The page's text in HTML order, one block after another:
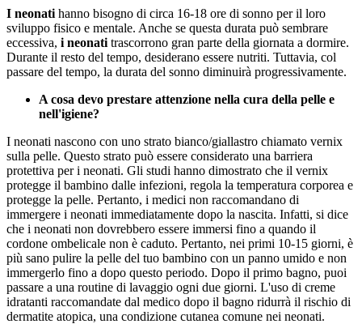
I neonati hanno bisogno di circa 16-18 ore di sonno per il loro
sviluppo fisico e mentale. Anche se questa durata può sembrare
eccessiva, i neonati trascorrono gran parte della giornata a dormire.
Durante il resto del tempo, desiderano essere nutriti. Tuttavia, col
passare del tempo, la durata del sonno diminuirà progressivamente.
A cosa devo prestare attenzione nella cura della pelle e
nell'igiene?
I neonati nascono con uno strato bianco/giallastro chiamato vernix
sulla pelle. Questo strato può essere considerato una barriera
protettiva per i neonati. Gli studi hanno dimostrato che il vernix
protegge il bambino dalle infezioni, regola la temperatura corporea e
protegge la pelle. Pertanto, i medici non raccomandano di
immergere i neonati immediatamente dopo la nascita. Infatti, si dice
che i neonati non dovrebbero essere immersi fino a quando il
cordone ombelicale non è caduto. Pertanto, nei primi 10-15 giorni, è
più sano pulire la pelle del tuo bambino con un panno umido e non
immergerlo fino a dopo questo periodo. Dopo il primo bagno, puoi
passare a una routine di lavaggio ogni due giorni. L'uso di creme
idratanti raccomandate dal medico dopo il bagno ridurrà il rischio di
dermatite atopica, una condizione cutanea comune nei neonati.